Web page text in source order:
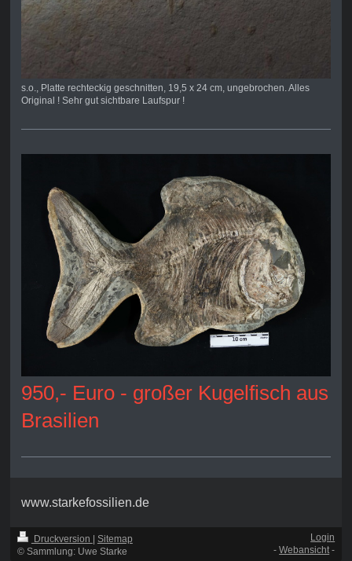
s.o., Platte rechteckig geschnitten, 19,5 x 24 cm, ungebrochen. Alles
Original ! Sehr gut sichtbare Laufspur !
950,- Euro - großer Kugelfisch aus
Brasilien
www.starkefossilien.de
Druckversion | Sitemap
© Sammlung: Uwe Starke
Login
-Webansicht -